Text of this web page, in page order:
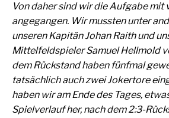
Von daher sind wir die Aufgabe mit
angegangen. Wir mussten unter
unseren Kapitän Johan Raith und
Mittelfeldspieler Samuel Hellmold
dem Rückstand haben fünfmal
tatsächlich auch zwei Jokertore
haben wir am Ende des Tages,
Spielverlauf her, nach dem 2:3-